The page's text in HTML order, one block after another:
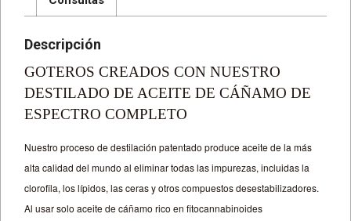
Descripción
GOTEROS CREADOS CON NUESTRO
DESTILADO DE ACEITE DE CÁÑAMO DE
ESPECTRO COMPLETO
Nuestro proceso de destilación patentado produce aceite de la más
alta calidad del mundo al eliminar todas las impurezas, incluidas la
clorofila, los lípidos, las ceras y otros compuestos desestabilizadores.
Al usar solo aceite de cáñamo rico en fitocannabinoides